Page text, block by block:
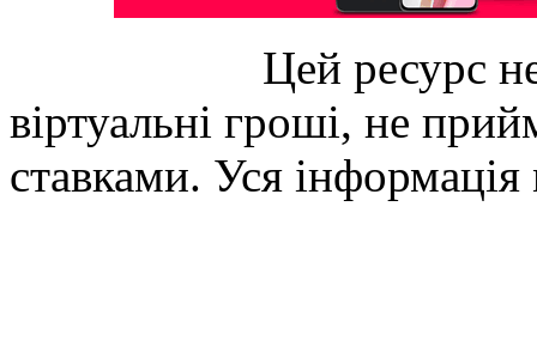
Цей ресурс
віртуальні гроші, не
ставками. Уся